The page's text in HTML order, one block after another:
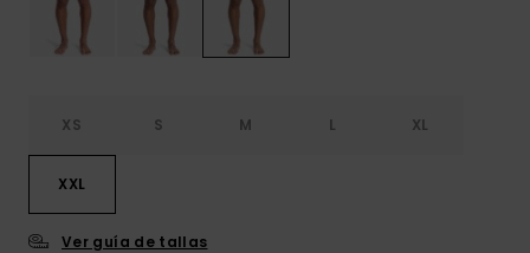
XS S M L XL
XXL
Ver guía de tallas